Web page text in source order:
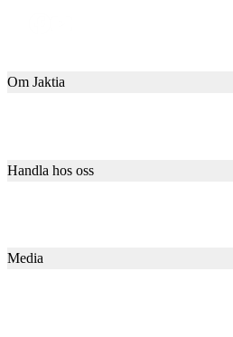
Om Jaktia
Jaktia Brand Guidelines
Handla hos oss
Köpvillkor för företagskunder
Media